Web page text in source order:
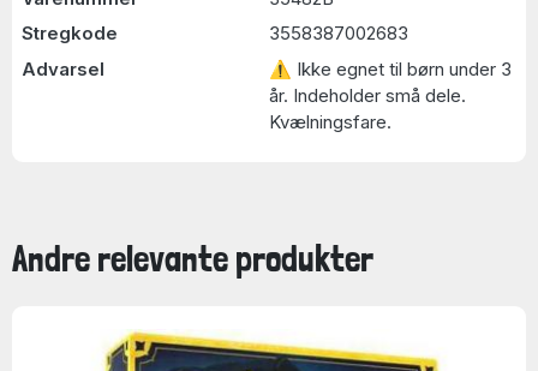
Stregkode
3558387002683
Advarsel
⚠ Ikke egnet til børn under 3
år. Indeholder små dele.
Kvælningsfare.
Andre relevante produkter